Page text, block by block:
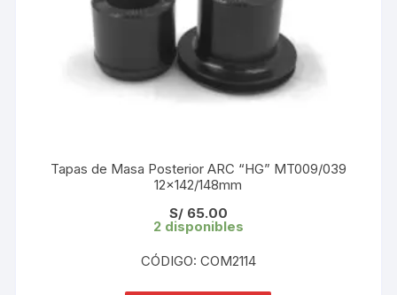
Tapas de Masa Posterior ARC “HG” MT009/039
12×142/148mm
S/65.00
2 disponibles
CÓDIGO: COM2114